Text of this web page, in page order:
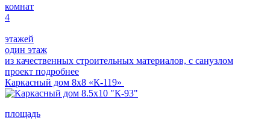
комнат
4
этажей
один этаж
из качественных строительных материалов, с санузлом
проект подробнее
Каркасный дом 8х8 «К-119»
площадь